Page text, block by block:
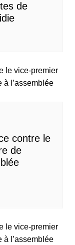
de
contre le
de